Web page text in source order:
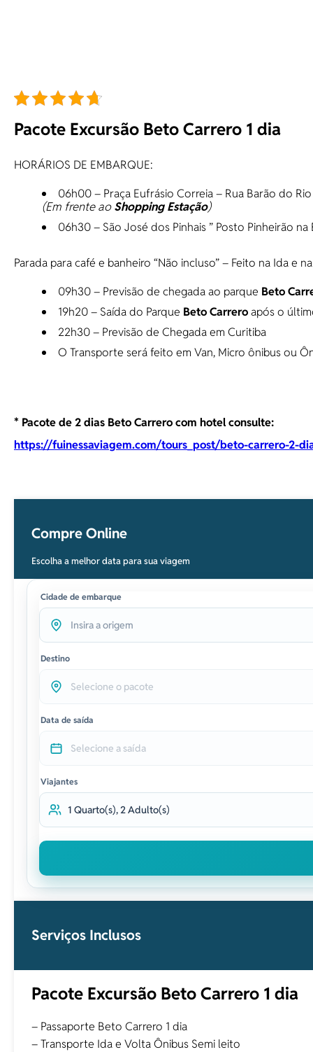
Pacote Excursão Beto Carrero 1 dia
HORÁRIOS DE EMBARQUE:
06h00 – Praça Eufrásio Correia – Rua Barão do
(Em frente aoShopping Estação)
06h30 – São José dos Pinhais ” Posto Pinheirão na
Parada para café e banheiro “Não incluso” – Feito na Ida e
09h30 – Previsão de chegada ao parque Beto
19h20 – Saída do Parque Beto Carreroapós o
22h30 – Previsão de Chegada em Curitiba
O Transporte será feito em Van, Micro ônibus ou
* Pacote de 2 dias Beto Carrero com hotel consulte:
https://fuinessaviagem.com/tours_post/beto-carrero-2-
Compre Online
Escolha a melhor data para sua viagem
Cidade de embarque
Destino
Data de saída
Viajantes
Serviços Inclusos
Pacote Excursão Beto Carrero 1 dia
– Passaporte Beto Carrero 1 dia
– Transporte Ida e Volta Ônibus Semi leito